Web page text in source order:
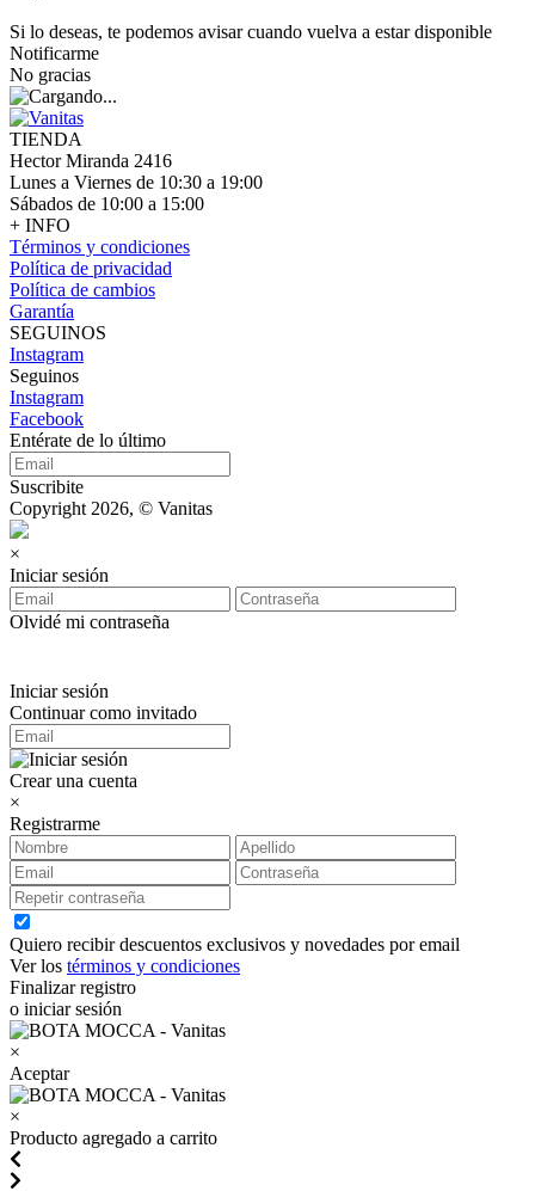
Si lo deseas, te podemos avisar cuando vuelva a estar disponible
Notificarme
No gracias
TIENDA
Hector Miranda 2416
Lunes a Viernes de 10:30 a 19:00
Sábados de 10:00 a 15:00
+ INFO
Términos y condiciones
Política de privacidad
Política de cambios
Garantía
SEGUINOS
Instagram
Seguinos
Instagram
Facebook
Entérate de lo último
Suscribite
Copyright 2026, © Vanitas
×
Iniciar sesión
Olvidé mi contraseña
Iniciar sesión
Continuar como invitado
Crear una cuenta
×
Registrarme
Quiero recibir descuentos exclusivos y novedades por email
Ver los términos y condiciones
Finalizar registro
o iniciar sesión
×
Aceptar
×
Producto agregado a carrito